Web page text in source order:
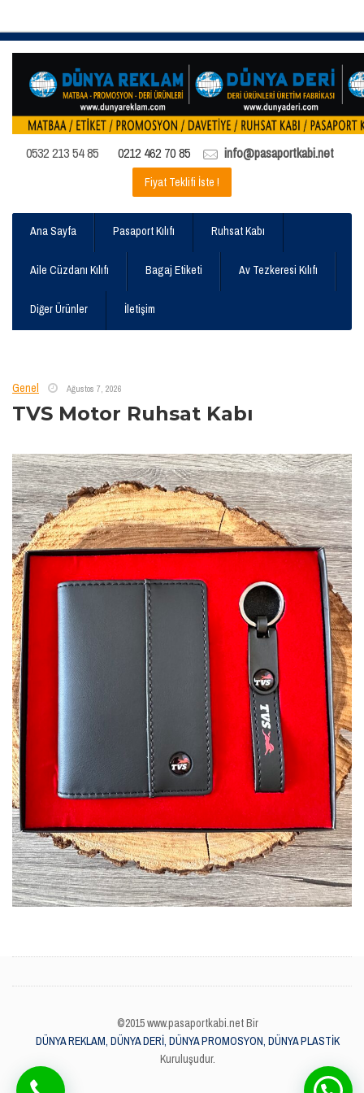
0532 213 54 85 0212 462 70 85 info@pasaportkabi.net
Fiyat Teklifi İste !
Ana Sayfa Pasaport Kılıfı Ruhsat Kabı
Aile Cüzdanı Kılıfı Bagaj Etiketi Av Tezkeresi Kılıfı
Diğer Ürünler İletişim
Genel Ağustos 7, 2026
TVS Motor Ruhsat Kabı
©2015 www.pasaportkabi.net Bir
DÜNYA REKLAM, DÜNYA DERİ, DÜNYA PROMOSYON, DÜNYA PLASTİK
Kuruluşudur.